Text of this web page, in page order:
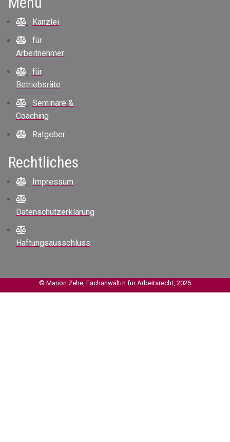
Kanzlei
für
Arbeitnehmer
für
Betriebsräte
Seminare &
Coaching
Ratgeber
Rechtliches
Impressum
Datenschutzerklärung
Haftungsausschluss
© Marion Zehe, Fachanwältin für Arbeitsrecht, 2025